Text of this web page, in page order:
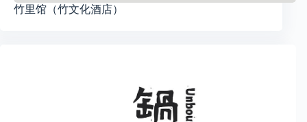
竹里馆（竹文化酒店）